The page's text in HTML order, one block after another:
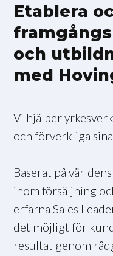
Etablera
och
med
Vi hjälper
och förverkliga
Baserat på
inom försäljning
erfarna Sales
det möjligt för
resultat genom